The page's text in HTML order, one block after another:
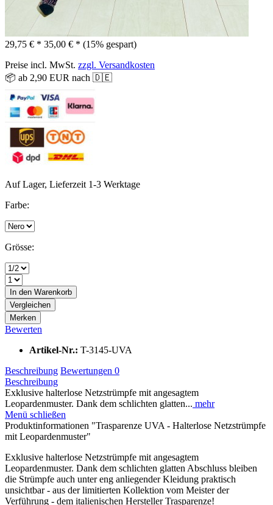
29,75 € * 35,00 € * (15% gespart)
Preise incl. MwSt. zzgl. Versandkosten
📦 ab 2,90 EUR nach 🇩🇪
Auf Lager, Lieferzeit 1-3 Werktage
Farbe:
Grösse:
In den Warenkorb
Vergleichen
Merken
Bewerten
Artikel-Nr.: T-3145-UVA
Beschreibung Bewertungen 0
Beschreibung
Exklusive halterlose Netzstrümpfe mit angesagtem
Leopardenmuster. Dank dem schlichten glatten... mehr
Menü schließen
Produktinformationen "Trasparenze UVA - Halterlose Netzstrümpfe
mit Leopardenmuster"
Exklusive halterlose Netzstrümpfe mit angesagtem
Leopardenmuster. Dank dem schlichten glatten Abschluss bleiben
die Strümpfe auch unter eng anliegender Kleidung praktisch
unsichtbar - aus der limitierten Kollektion vom Meister der
Verführung - dem italienischen Hersteller Trasparenze!